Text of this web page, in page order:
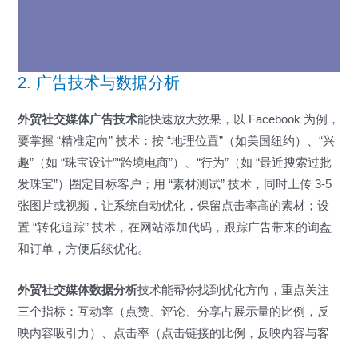
2. 广告技术与数据分析
外贸社交媒体广告技术能快速放大效果，以 Facebook 为例，
要掌握 “精准定向” 技术：按 “地理位置”（如美国纽约）、“兴
趣”（如 “珠宝设计”“跨境电商”）、“行为”（如 “最近搜索过批
发珠宝”）圈定目标客户；用 “素材测试” 技术，同时上传 3-5
张图片或视频，让系统自动优化，保留点击率高的素材；设
置 “转化追踪” 技术，在网站添加代码，跟踪广告带来的询盘
和订单，方便后续优化。
外贸社交媒体数据分析技术能帮你找到优化方向，重点关注
三个指标：互动率（点赞、评论、分享占展示量的比例，反
映内容吸引力）、点击率（点击链接的比例，反映内容与客